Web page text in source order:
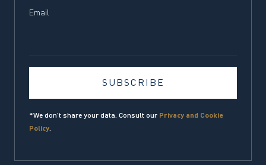
Email
*We don't share your data. Consult our Privacy and Cookie
Policy.